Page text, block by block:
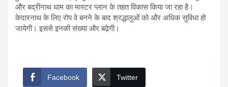
और बद्रीनाथ धाम का मास्टर प्लान के तहत विकास किया जा रहा है।
केदारनाथ के लिए रोप वे बनने के बाद श्रद्धालुओं को और अधिक सुविधा हो
जायेगी। इससे इनकी संख्या और बढ़ेगी।
Facebook Twitter